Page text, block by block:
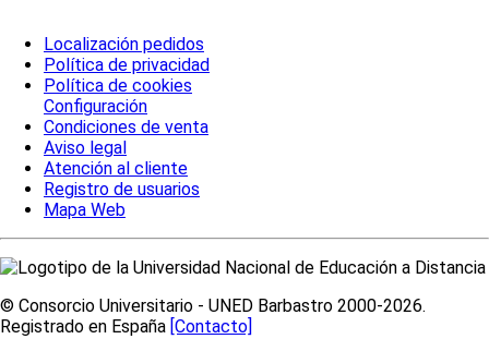
Localización pedidos
Política de privacidad
Política de cookies
Configuración
Condiciones de venta
Aviso legal
Atención al cliente
Registro de usuarios
Mapa Web
© Consorcio Universitario - UNED Barbastro 2000-2026.
Registrado en España [Contacto]